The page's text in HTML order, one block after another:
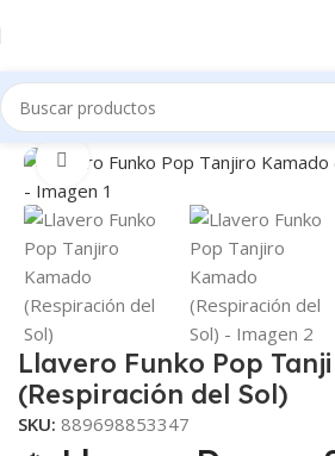
Inicio Tienda Coleccionables
Clic para ampliar
Llavero Funko Pop
(Respiración del Sol)
SKU: 889698853347